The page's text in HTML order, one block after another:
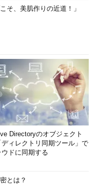
そ、美肌作りの近道！」
Directoryのオブジェクト
ディレクトリ同期ツール」で
ウドに同期する
とは？